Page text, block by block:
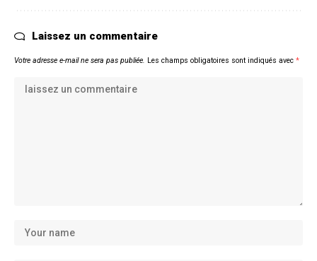
Laissez un commentaire
Votre adresse e-mail ne sera pas publiée. Les champs obligatoires sont indiqués avec *